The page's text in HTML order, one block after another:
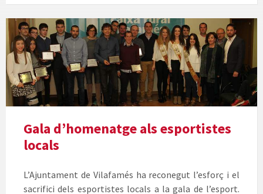
Foto
de
grup
premiats
de
la
Gala
De
Gala d’homenatge als esportistes
locals
L’Ajuntament de Vilafamés ha reconegut l’esforç i el
sacrifici dels esportistes locals a la gala de l’esport.